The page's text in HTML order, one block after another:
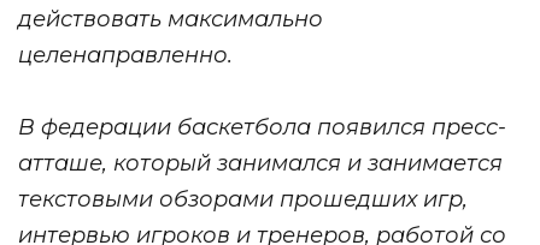
действовать максимально
целенаправленно.
В федерации баскетбола появился пресс-
атташе, который занимался и занимается
текстовыми обзорами прошедших игр,
интервью игроков и тренеров, работой со